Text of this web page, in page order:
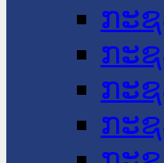
ກະຊ
ກະ
ກະ
ກະ